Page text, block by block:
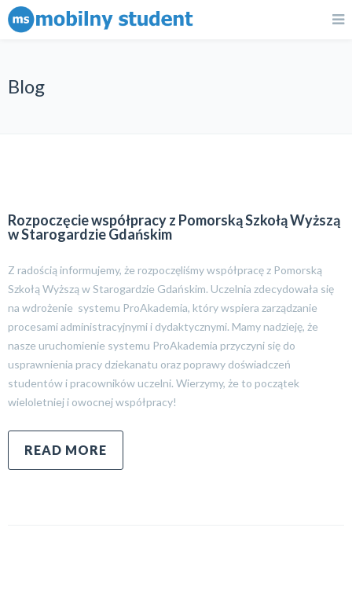
Blog
Rozpoczęcie współpracy z Pomorską Szkołą Wyższą
w Starogardzie Gdańskim
Z radością informujemy, że rozpoczęliśmy współpracę z Pomorską
Szkołą Wyższą w Starogardzie Gdańskim. Uczelnia zdecydowała się
na wdrożenie systemu ProAkademia, który wspiera zarządzanie
procesami administracyjnymi i dydaktycznymi. Mamy nadzieję, że
nasze uruchomienie systemu ProAkademia przyczyni się do
usprawnienia pracy dziekanatu oraz poprawy doświadczeń
studentów i pracowników uczelni. Wierzymy, że to początek
wieloletniej i owocnej współpracy!
READ MORE